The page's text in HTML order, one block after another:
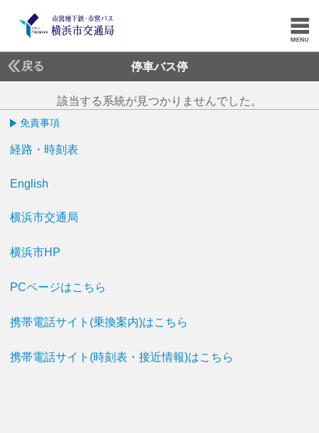
戻る 停車バス停
該当する系統が見つかりませんでした。
免責事項
経路・時刻表
English
横浜市交通局
横浜市HP
PCページはこちら
携帯電話サイト(乗換案内)はこちら
携帯電話サイト(時刻表・接近情報)はこちら